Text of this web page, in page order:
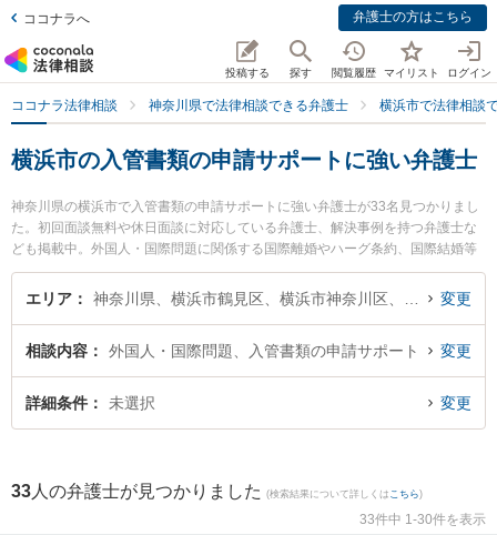
ココナラへ 弁護士の方はこちら
投稿する 探す 閲覧履歴 マイリスト ログイン
ココナラ法律相談 神奈川県で法律相談できる弁護士 横浜市で法律相談
横浜市の入管書類の申請サポートに強い弁護士
神奈川県の横浜市で入管書類の申請サポートに強い弁護士が33名見つかりまし
た。初回面談無料や休日面談に対応している弁護士、解決事例を持つ弁護士な
ども掲載中。外国人・国際問題に関係する国際離婚やハーグ条約、国際結婚等
の細かな分野での絞り込み検索もでき便利です。特にかんない総合法律事務所
の鈴木 悠介弁護士や横浜合同法律事務所の金 正徳弁護士、横浜合同法律事務所
すぐに弁護士に相談したい』『入管書類の申請サポートのトラブル解決の実績
豊富な近くの弁護士を検索したい』『初回相談無料で入管書類の申請サポート
を法律相談できる横浜市内の弁護士に相談予約したい』などでお困りの相談者
エリア 変更
相談内容 外国人・国際問題、入管書類の申請サポート 変更
詳細条件 未選択 変更
33 人の弁護士が見つかりました (検索結果について詳しくは こちら)
33件中 1-30件を表示